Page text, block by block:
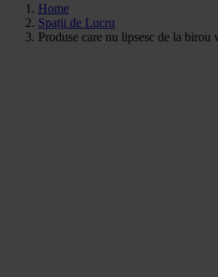
Home
Spații de Lucru
Produse care nu lipsesc de la birou